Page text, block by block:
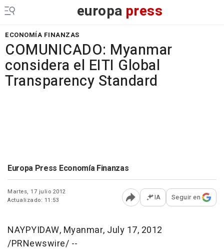
europa press
ECONOMÍA FINANZAS
COMUNICADO: Myanmar
considera el EITI Global
Transparency Standard
Europa Press Economía Finanzas
Martes, 17 julio 2012
Actualizado: 11:53
Abrir opciones para
IA Seguir en
NAYPYIDAW, Myanmar, July 17, 2012
/PRNewswire/ --